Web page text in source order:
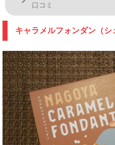
口コミ
キャラメルフォンダン（シ